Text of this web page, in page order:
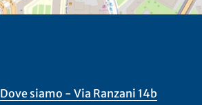
Dove siamo - Via Ranzani 14b